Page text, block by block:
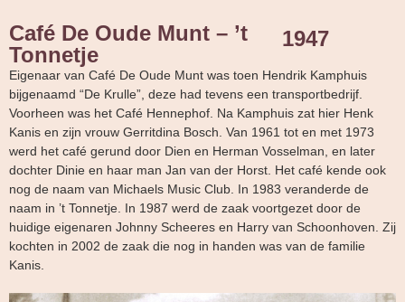
Café De Oude Munt – ’t
Tonnetje
1947
Eigenaar van Café De Oude Munt was toen Hendrik Kamphuis
bijgenaamd “De Krulle”, deze had tevens een transportbedrijf.
Voorheen was het Café Hennephof. Na Kamphuis zat hier Henk
Kanis en zijn vrouw Gerritdina Bosch. Van 1961 tot en met 1973
werd het café gerund door Dien en Herman Vosselman, en later
dochter Dinie en haar man Jan van der Horst. Het café kende ook
nog de naam van Michaels Music Club. In 1983 veranderde de
naam in ’t Tonnetje. In 1987 werd de zaak voortgezet door de
huidige eigenaren Johnny Scheeres en Harry van Schoonhoven. Zij
kochten in 2002 de zaak die nog in handen was van de familie
Kanis.